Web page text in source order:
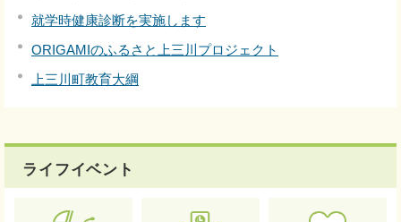
就学時健康診断を実施します
ORIGAMIのふるさと上三川プロジェクト
上三川町教育大綱
ライフイベント